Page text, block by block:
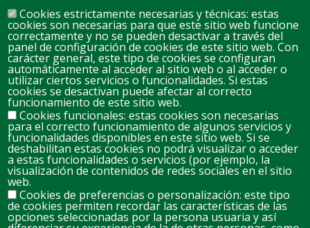
D L M M J V S
26 27 28 29 30 31
2 3 4 5 6 7 8
16 17 18 19 20 21 22
Cookies estrictamente necesarias y técnicas: estas
cookies son necesarias para que este sitio web funcione
correctamente y no se pueden desactivar a través del
panel de configuración de cookies de este sitio web. Con
carácter general, este tipo de cookies se configuran
automáticamente al acceder al sitio web o al acceder o
utilizar ciertos servicios o funcionalidades. Si estas
cookies se desactivan puede afectar al correcto
funcionamiento de este sitio web.
Cookies funcionales: estas cookies son necesarias
para el correcto funcionamiento de algunos servicios y
funcionalidades disponibles en este sitio web. Si se
deshabilitan estas cookies no podrá visualizar o acceder
a estas funcionalidades o servicios (por ejemplo, la
visualización de contenidos de redes sociales en el sitio
web.
Cookies de preferencias o personalización: este tipo
de cookies permiten recordar las características de las
opciones seleccionadas por la persona usuaria y así